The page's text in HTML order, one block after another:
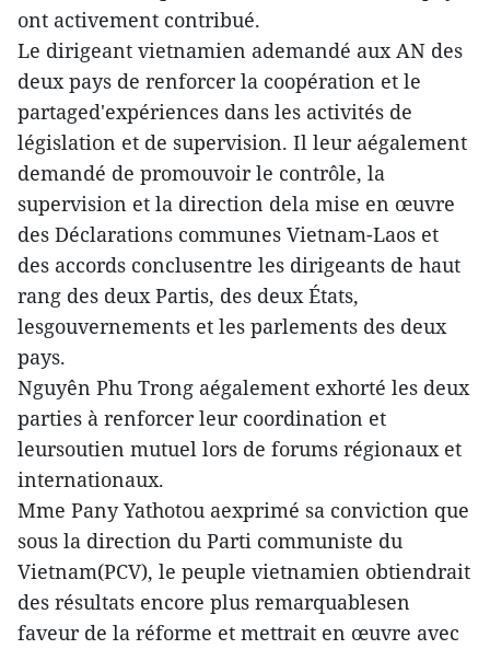
ont activement contribué.
Le dirigeant vietnamien ademandé aux AN des
deux pays de renforcer la coopération et le
partaged'expériences dans les activités de
législation et de supervision. Il leur aégalement
demandé de promouvoir le contrôle, la
supervision et la direction dela mise en œuvre
des Déclarations communes Vietnam-Laos et
des accords conclusentre les dirigeants de haut
rang des deux Partis, des deux États,
lesgouvernements et les parlements des deux
pays.
Nguyên Phu Trong aégalement exhorté les deux
parties à renforcer leur coordination et
leursoutien mutuel lors de forums régionaux et
internationaux.
Mme Pany Yathotou aexprimé sa conviction que
sous la direction du Parti communiste du
Vietnam(PCV), le peuple vietnamien obtiendrait
des résultats encore plus remarquablesen
faveur de la réforme et mettrait en œuvre avec